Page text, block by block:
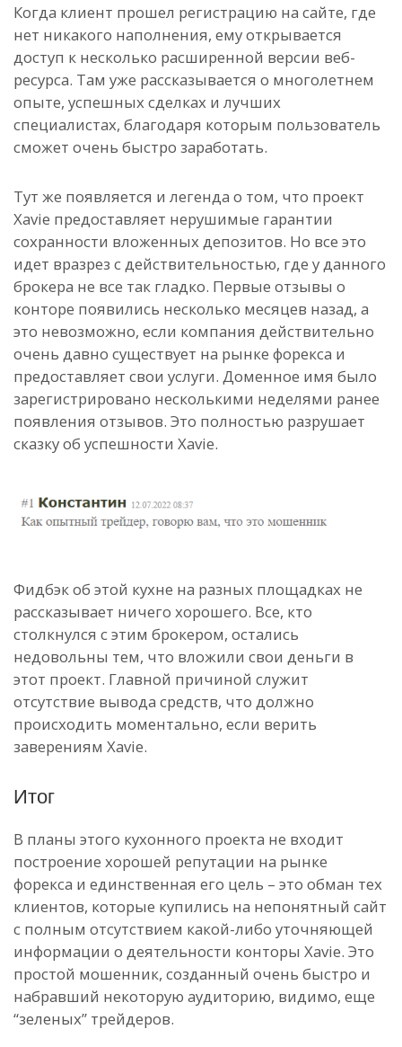
Когда клиент прошел регистрацию на сайте, где
нет никакого наполнения, ему открывается
доступ к несколько расширенной версии веб-
ресурса. Там уже рассказывается о многолетнем
опыте, успешных сделках и лучших
специалистах, благодаря которым пользователь
сможет очень быстро заработать.
Тут же появляется и легенда о том, что проект
Xavie предоставляет нерушимые гарантии
сохранности вложенных депозитов. Но все это
идет вразрез с действительностью, где у данного
брокера не все так гладко. Первые отзывы о
конторе появились несколько месяцев назад, а
это невозможно, если компания действительно
очень давно существует на рынке форекса и
предоставляет свои услуги. Доменное имя было
зарегистрировано несколькими неделями ранее
появления отзывов. Это полностью разрушает
сказку об успешности Xavie.
Фидбэк об этой кухне на разных площадках не
рассказывает ничего хорошего. Все, кто
столкнулся с этим брокером, остались
недовольны тем, что вложили свои деньги в
этот проект. Главной причиной служит
отсутствие вывода средств, что должно
происходить моментально, если верить
заверениям Xavie.
Итог
В планы этого кухонного проекта не входит
построение хорошей репутации на рынке
форекса и единственная его цель – это обман тех
клиентов, которые купились на непонятный сайт
с полным отсутствием какой-либо уточняющей
информации о деятельности конторы Xavie. Это
простой мошенник, созданный очень быстро и
набравший некоторую аудиторию, видимо, еще
“зеленых” трейдеров.